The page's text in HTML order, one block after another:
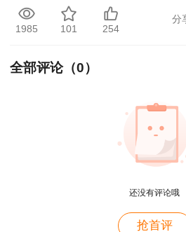
位证书的复印件1份，并提供
息网（www.chsi.com.cn）《
要求，须提供所在单位开具
1985 101 254
分
全部评论（0）
还没有评论哦
抢首评